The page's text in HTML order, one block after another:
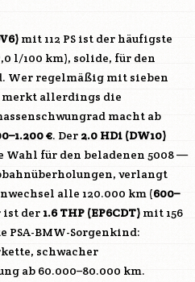
) mit 112 PS ist der häufigste
l/100 km), solide, für den
Wer regelmäßig mit sieben
merkt allerdings die
macht ab
€. Der 2.0 HDi (DW10)
Wahl für den beladenen 5008 —
verlangt
alle 120.000 km (600–
ist der 1.6 THP (EP6CDT) mit 156
PSA-BMW-Sorgenkind:
schwacher
ab 60.000–80.000 km.